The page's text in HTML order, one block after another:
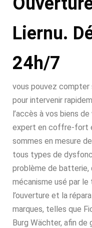
Liernu.
24h/7
vous pouvez compter
pour intervenir
l’accès à vos biens
expert en coffre-fort
sommes en mesure
tous types de
problème de batterie,
mécanisme usé par
l’ouverture et la
marques, telles que
Burg Wächter, afin de